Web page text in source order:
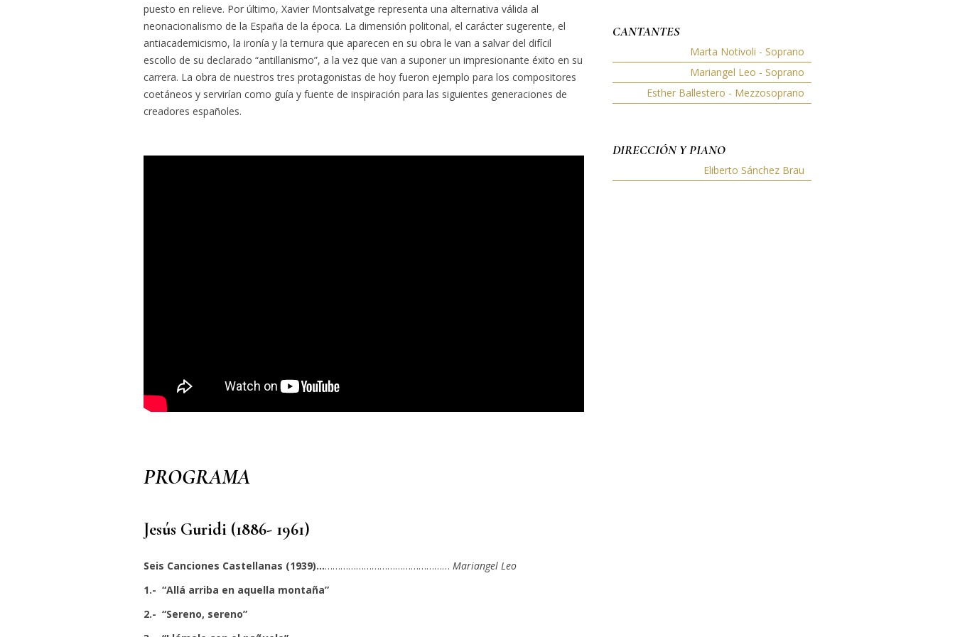
puesto en relieve. Por último, Xavier Montsalvatge representa una alternativa válida al
neonacionalismo de la España de la época. La dimensión politonal, el carácter sugerente, el
antiacademicismo, la ironía y la ternura que aparecen en su obra le van a salvar del difícil
escollo de su declarado “antillanismo”, a la vez que van a suponer un impresionante éxito en su
carrera. La obra de nuestros tres protagonistas de hoy fueron ejemplo para los compositores
coetáneos y servirían como guía y fuente de inspiración para las siguientes generaciones de
creadores españoles.
PROGRAMA
Jesús Guridi (1886- 1961)
Seis Canciones Castellanas (1939)…………………………………………… Mariangel Leo
1.- “Allá arriba en aquella montaña”
2.- “Sereno, sereno”
CANTANTES
Marta Notivoli - Soprano
Mariangel Leo - Soprano
Esther Ballestero - Mezzosoprano
DIRECCIÓN Y PIANO
Eliberto Sánchez Brau